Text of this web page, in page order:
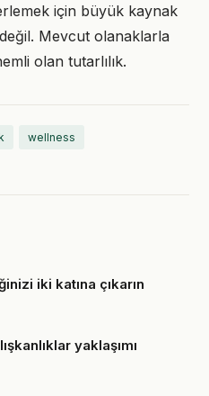
için büyük kaynak
Mevcut olanaklarla
olan tutarlılık.
wellness
iki katına çıkarın
yaklaşımı